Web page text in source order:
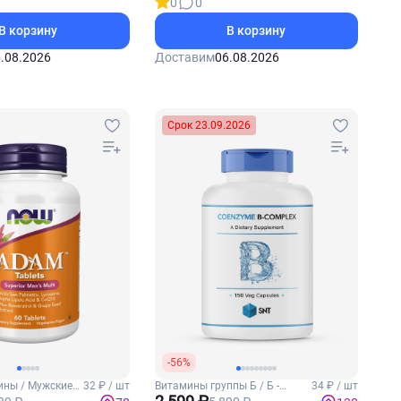
В корзину
В корзину
Доставим06.08.2026
/ Мужские
32 ₽ / шт
Срок 23.09.2026
-56%
Витамины группы Б / Б -
комплекс
34 ₽ / шт